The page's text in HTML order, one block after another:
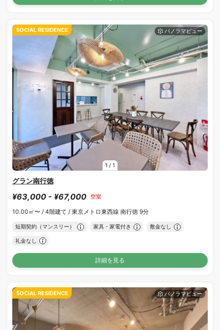
1 / 1
SOCIAL RESIDENCE
グラン南行徳
¥63,000 - ¥67,000 空室
10.00㎡〜 / 4階建て / 東京メトロ東西線 南行徳 9分
短期契約（マンスリー） 家具・家電付き 敷金なし
礼金なし
詳細を見る
SOCIAL RESIDENCE